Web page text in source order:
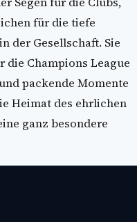
für die tiefe
der Gesellschaft. Sie
die Champions League
packende Momente
Heimat des ehrlichen
ganz besondere